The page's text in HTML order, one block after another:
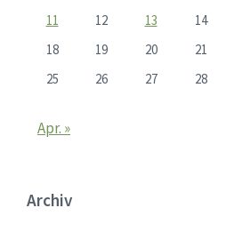
11
12 13 14
18
19 20 21
25
26 27 28
Apr. »
Archiv